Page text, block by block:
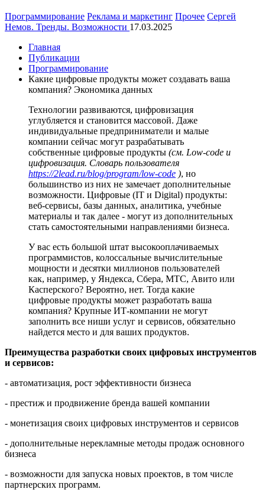
Программирование Реклама и маркетинг Прочее Сергей
Немов. Тренды. Возможности 17.03.2025
Главная
Публикации
Программирование
Какие цифровые продукты может создавать ваша
компания? Экономика данных
Технологии развиваются, цифровизация
углубляется и становится массовой. Даже
индивидуальные предприниматели и малые
компании сейчас могут разрабатывать
собственные цифровые продукты (см. Low-code и
цифровизация. Словарь пользователя
https://2lead.ru/blog/program/low-code ), но
большинство из них не замечает дополнительные
возможности. Цифровые (IT и Digital) продукты:
веб-сервисы, базы данных, аналитика, учебные
материалы и так далее - могут из дополнительных
стать самостоятельными направлениями бизнеса.
У вас есть большой штат высокооплачиваемых
программистов, колоссальные вычислительные
мощности и десятки миллионов пользователей
как, например, у Яндекса, Сбера, МТС, Авито или
Касперского? Вероятно, нет. Тогда какие
цифровые продукты может разработать ваша
компания? Крупные ИТ-компании не могут
заполнить все ниши услуг и сервисов, обязательно
найдется место и для ваших продуктов.
Преимущества разработки своих цифровых инструментов
и сервисов:
- автоматизация, рост эффективности бизнеса
- престиж и продвижение бренда вашей компании
- монетизация своих цифровых инструментов и сервисов
- дополнительные нерекламные методы продаж основного
бизнеса
- возможности для запуска новых проектов, в том числе
партнерских программ.